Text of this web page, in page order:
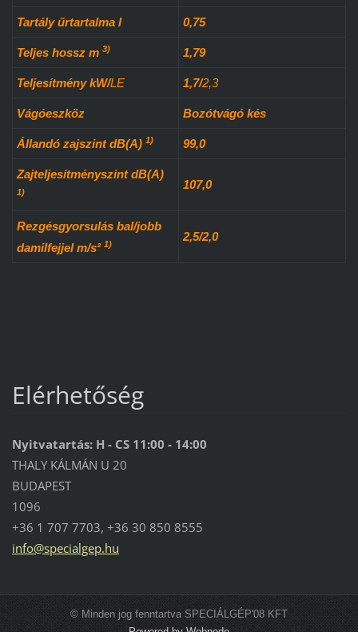
Tartály űrtartalma l 0,75
Teljes hossz m 3) 1,79
TeljesítménykW/LE 1,7/2,3
Vágóeszköz Bozótvágó kés
Állandó zajszint dB(A) 1) 99,0
Zajteljesítményszint dB(A)
1)
107,0
Rezgésgyorsulás bal/jobb
damilfejjel m/s² 1)
2,5/2,0
Elérhetőség
Nyitvatartás: H - CS 11:00 - 14:00
THALY KÁLMÁN U 20
BUDAPEST
1096
+36 1 707 7703, +36 30 850 8555
info@specialgep.hu
© Minden jog fenntartva SPECIÁLGÉP'08 KFT